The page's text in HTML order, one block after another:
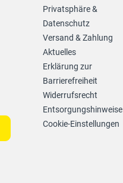
Privatsphäre &
Datenschutz
Versand & Zahlung
Aktuelles
Erklärung zur
Barrierefreiheit
Widerrufsrecht
Entsorgungshinweise
Cookie-Einstellungen